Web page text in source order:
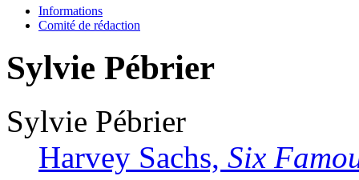
Informations
Comité de rédaction
Sylvie Pébrier
Sylvie Pébrier
Harvey Sachs, Six